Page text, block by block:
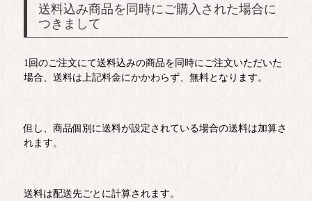
送料込み商品を同時にご購入された場合に
つきまして
1回のご注文にて送料込みの商品を同時にご注文いただいた
場合、送料は上記料金にかかわらず、無料となります。
但し、商品個別に送料が設定されている場合の送料は加算さ
れます。
送料は配送先ごとに計算されます。